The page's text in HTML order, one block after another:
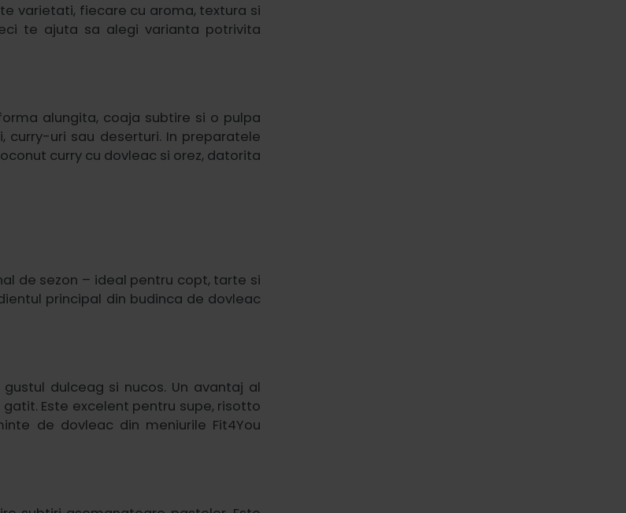
varietati, fiecare cu aroma, textura si
te ajuta sa alegi varianta potrivita
alungita, coaja subtire si o pulpa
curry-uri sau deserturi. In preparatele
curry cu dovleac si orez, datorita
de sezon – ideal pentru copt, tarte si
principal din budinca de dovleac
dulceag si nucos. Un avantaj al
Este excelent pentru supe, risotto
de dovleac din meniurile Fit4You